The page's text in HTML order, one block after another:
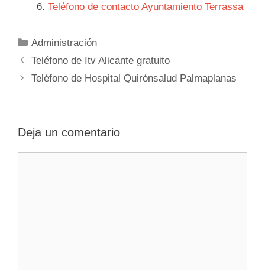
Teléfono de contacto Ayuntamiento Terrassa
Categorías
Administración
Navegación
de
Teléfono de Itv Alicante gratuito
Teléfono de Hospital Quirónsalud Palmaplanas
Deja un comentario